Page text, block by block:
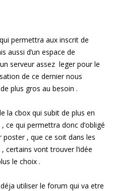
permettra aux inscrit de
aussi d’un espace de
serveur assez leger pour le
de ce dernier nous
plus gros au besoin .
la cbox qui subit de plus en
, ce qui permettra donc d’obligé
poster , que ce soit dans les
vont trouver l’idée
le choix .
utiliser le forum qui va etre